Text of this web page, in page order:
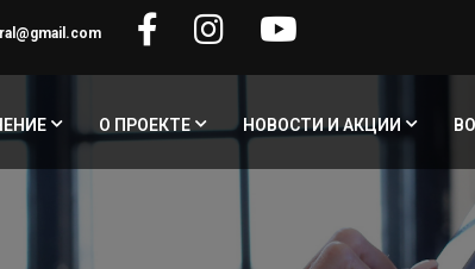
О ПРОЕКТЕ НОВОСТИ И АКЦИИ